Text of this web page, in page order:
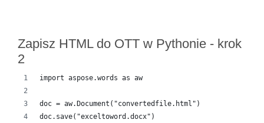
Zapisz HTML do OTT w Pythonie - krok
2
import aspose.words as aw
doc = aw.Document("convertedfile.html")
doc.save("exceltoword.docx")